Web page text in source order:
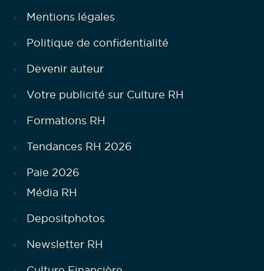
Mentions légales
Politique de confidentialité
Devenir auteur
Votre publicité sur Culture RH
Formations RH
Tendances RH 2026
Paie 2026
Média RH
Depositphotos
Newsletter RH